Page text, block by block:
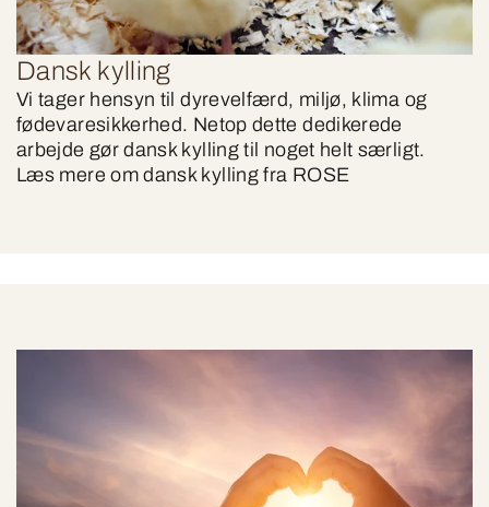
Dansk kylling
Vi tager hensyn til dyrevelfærd, miljø, klima og
fødevaresikkerhed. Netop dette dedikerede
arbejde gør dansk kylling til noget helt særligt.
Læs mere om dansk kylling fra ROSE